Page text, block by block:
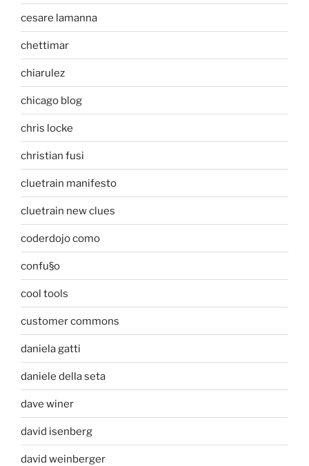
cesare lamanna
chettimar
chiarulez
chicago blog
chris locke
christian fusi
cluetrain manifesto
cluetrain new clues
coderdojo como
confu§o
cool tools
customer commons
daniela gatti
daniele della seta
dave winer
david isenberg
david weinberger